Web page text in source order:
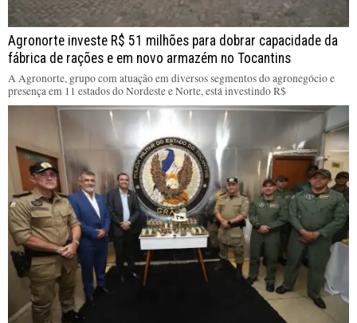
Agronorte investe R$ 51 milhões para dobrar capacidade da
fábrica de rações e em novo armazém no Tocantins
A Agronorte, grupo com atuação em diversos segmentos do agronegócio e
presença em 11 estados do Nordeste e Norte, está investindo R$